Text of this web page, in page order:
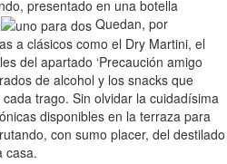
presentado en una botella
Quedan, por
a clásicos como el Dry Martini, el
del apartado ‘Precaución amigo
de alcohol y los snacks que
trago. Sin olvidar la cuidadísima
disponibles en la terraza para
con sumo placer, del destilado
casa.